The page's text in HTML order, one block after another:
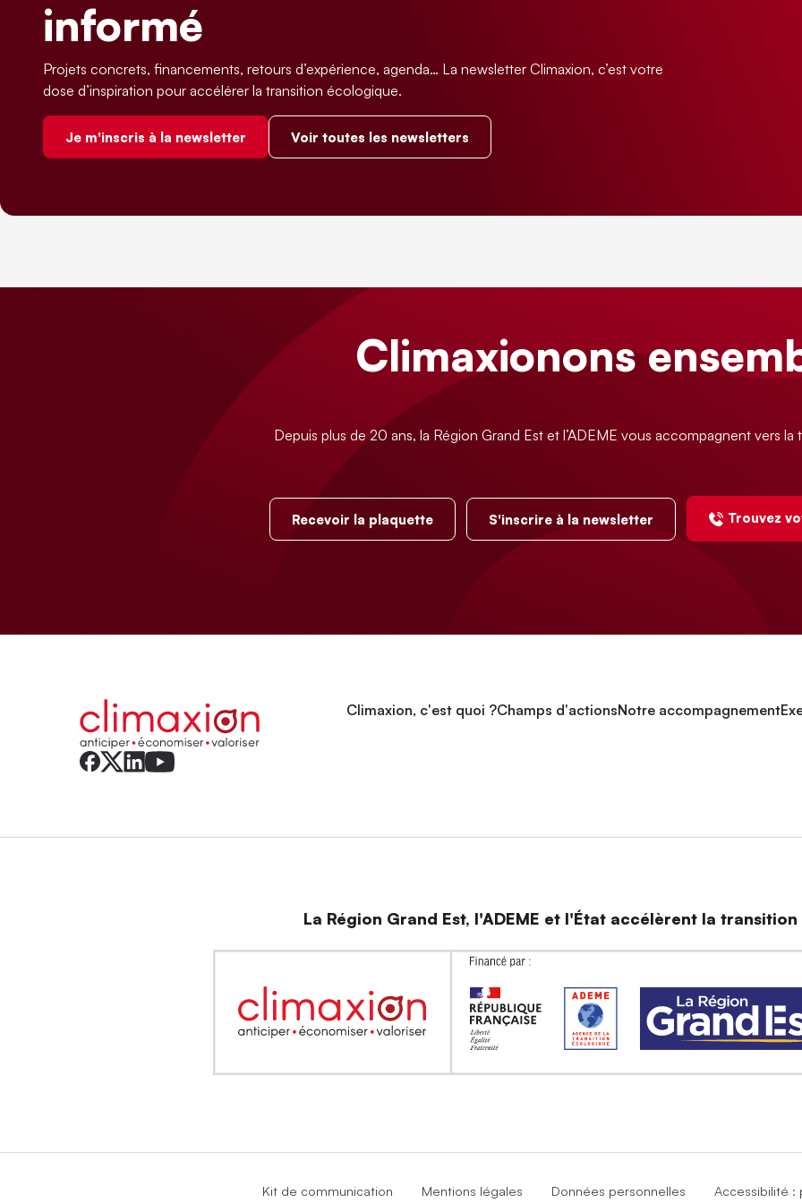
informé
Projets concrets, financements, retours d’expérience, agenda… La newsletter Climaxion, c’est votre
dose d’inspiration pour accélérer la transition écologique.
Je m'inscris à la newsletter Voir toutes les newsletters
Climaxionons
Depuis plus de 20 ans, la Région Grand Est et l’ADEME vous accompagnent vers
Recevoir la plaquette S'inscrire à la newsletter Trouvez
Climaxion, c'est quoi ?Champs d'actionsNotre accompagnement
La Région Grand Est, l'ADEME et l'État accélèrent la
Kit de communication Mentions légales Données personnelles Accessibilité :